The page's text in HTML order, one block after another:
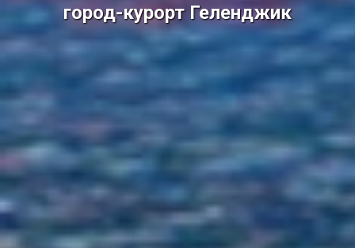
город-курорт Геленджик